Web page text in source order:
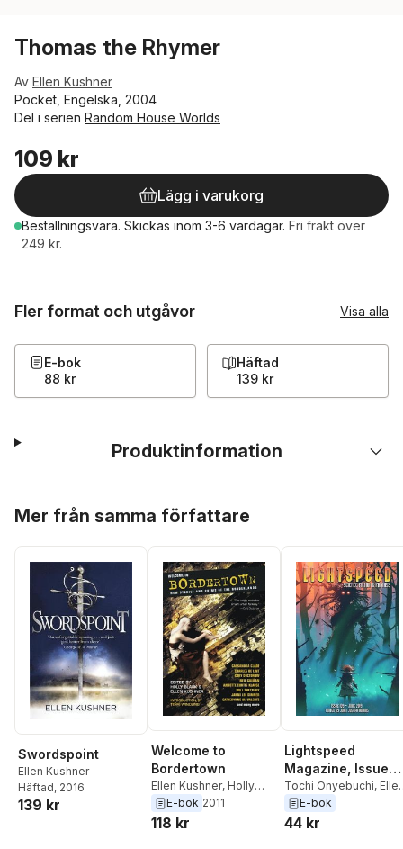
Thomas the Rhymer
Av Ellen Kushner
Pocket, Engelska, 2004
Del i serien Random House Worlds
109 kr
Lägg i varukorg
Beställningsvara. Skickas inom 3-6 vardagar. Fri frakt över
249 kr.
Fler format och utgåvor Visa alla
E-bok
88 kr
Häftad
139 kr
Produktinformation
Mer från samma författare
Swordspoint
Ellen Kushner
Häftad, 2016
139 kr
Welcome to
Bordertown
Ellen Kushner, Holly
BlackE-bok 2011
118 kr
Lightspeed
Magazine, Issue
109 (June 2019)
Tochi Onyebuchi,
Kushner,
Fowler
E-bok
44 kr